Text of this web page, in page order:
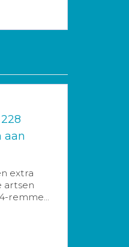
aan
extra
artsen
remme...